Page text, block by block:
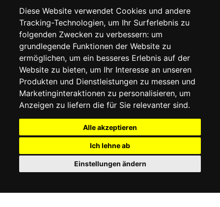
Diese Website verwendet Cookies und andere
Tracking-Technologien, um Ihr Surferlebnis zu
folgenden Zwecken zu verbessern: um
grundlegende Funktionen der Website zu
ermöglichen, um ein besseres Erlebnis auf der
Website zu bieten, um Ihr Interesse an unseren
Produkten und Dienstleistungen zu messen und
Marketinginteraktionen zu personalisieren, um
Anzeigen zu liefern die für Sie relevanter sind.
Alle akzeptieren
Ich lehne ab
Einstellungen ändern
DATENSCHUTZERKLÄRUNG
COOKIE-RICHTLINIE
MEIN KONTO
BESTELLVERLAUF
ADRESSBUCH
WUNSCHLISTE
SOCIAL
© 2026www.luxlet.com Kontaktieren Sie uns